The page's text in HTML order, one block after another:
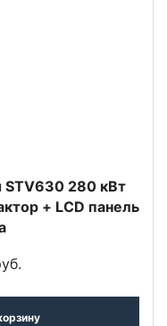
STV630 280 кВт
+ LCD панель